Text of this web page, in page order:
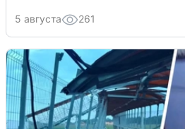
5 августа 261